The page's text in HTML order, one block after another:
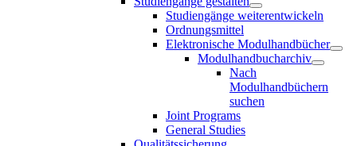
Studiengänge weiterentwickeln
Ordnungsmittel
Elektronische Modulhandbücher
Modulhandbucharchiv
Nach
Modulhandbüchern
suchen
Joint Programs
General Studies